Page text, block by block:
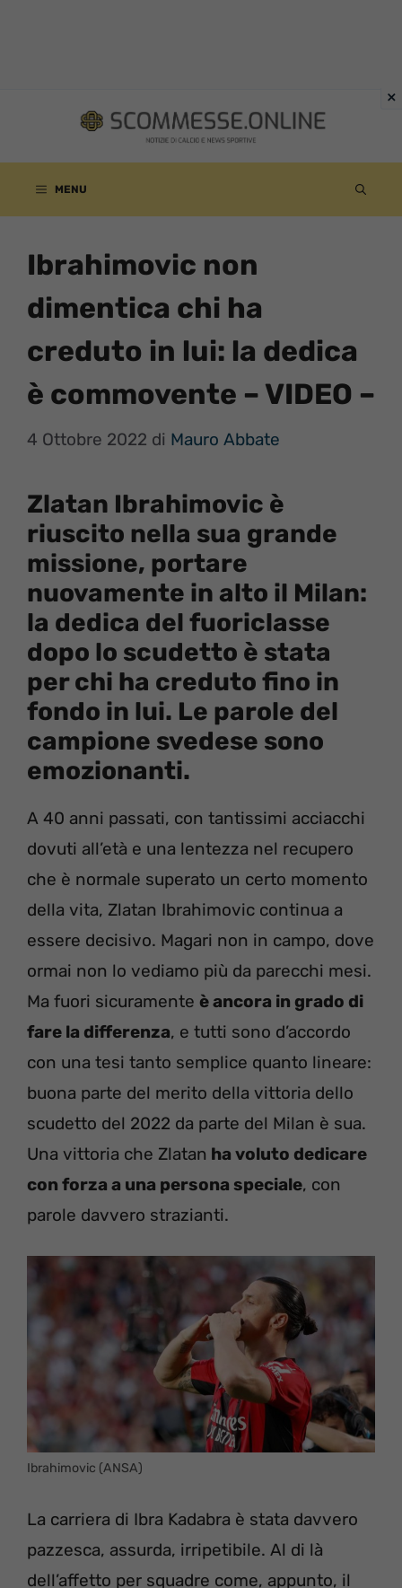
contenuto
MENU
Ibrahimovic non
dimentica chi ha
creduto in lui: la dedica
è commovente – VIDEO –
4 Ottobre 2022 di Mauro Abbate
Zlatan Ibrahimovic è
riuscito nella sua grande
missione, portare
nuovamente in alto il Milan:
la dedica del fuoriclasse
dopo lo scudetto è stata
per chi ha creduto fino in
fondo in lui. Le parole del
campione svedese sono
emozionanti.
A 40 anni passati, con tantissimi acciacchi
dovuti all’età e una lentezza nel recupero
che è normale superato un certo momento
della vita, Zlatan Ibrahimovic continua a
essere decisivo. Magari non in campo, dove
ormai non lo vediamo più da parecchi mesi.
Ma fuori sicuramente è ancora in grado di
fare la differenza, e tutti sono d’accordo
con una tesi tanto semplice quanto lineare:
buona parte del merito della vittoria dello
scudetto del 2022 da parte del Milan è sua.
Una vittoria che Zlatan ha voluto dedicare
con forza a una persona speciale, con
parole davvero strazianti.
Ibrahimovic (ANSA)
La carriera di Ibra Kadabra è stata davvero
pazzesca, assurda, irripetibile. Al di là
dell’affetto per squadre come, appunto, il